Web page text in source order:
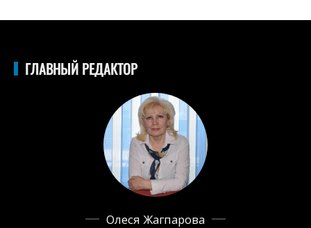
ГЛАВНЫЙ РЕДАКТОР
Олеся Жагпарова